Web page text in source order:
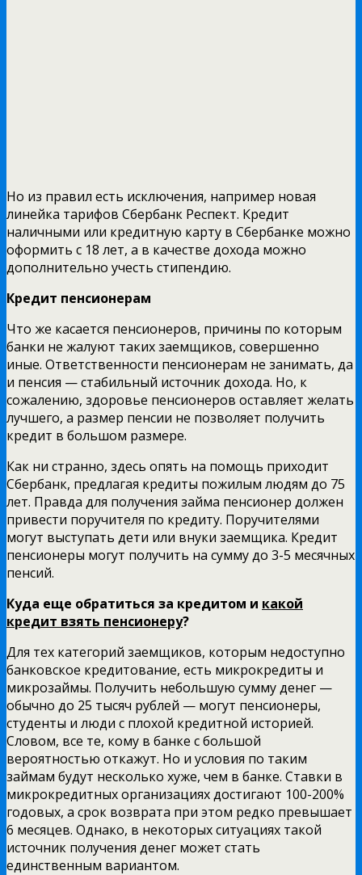
Но из правил есть исключения, например новая
линейка тарифов Сбербанк Респект. Кредит
наличными или кредитную карту в Сбербанке можно
оформить с 18 лет, а в качестве дохода можно
дополнительно учесть стипендию.
Кредит пенсионерам
Что же касается пенсионеров, причины по которым
банки не жалуют таких заемщиков, совершенно
иные. Ответственности пенсионерам не занимать, да
и пенсия — стабильный источник дохода. Но, к
сожалению, здоровье пенсионеров оставляет желать
лучшего, а размер пенсии не позволяет получить
кредит в большом размере.
Как ни странно, здесь опять на помощь приходит
Сбербанк, предлагая кредиты пожилым людям до 75
лет. Правда для получения займа пенсионер должен
привести поручителя по кредиту. Поручителями
могут выступать дети или внуки заемщика. Кредит
пенсионеры могут получить на сумму до 3-5 месячных
пенсий.
Куда еще обратиться за кредитом и какой
кредит взять пенсионеру?
Для тех категорий заемщиков, которым недоступно
банковское кредитование, есть микрокредиты и
микрозаймы. Получить небольшую сумму денег —
обычно до 25 тысяч рублей — могут пенсионеры,
студенты и люди с плохой кредитной историей.
Словом, все те, кому в банке с большой
вероятностью откажут. Но и условия по таким
займам будут несколько хуже, чем в банке. Ставки в
микрокредитных организациях достигают 100-200%
годовых, а срок возврата при этом редко превышает
6 месяцев. Однако, в некоторых ситуациях такой
источник получения денег может стать
единственным вариантом.